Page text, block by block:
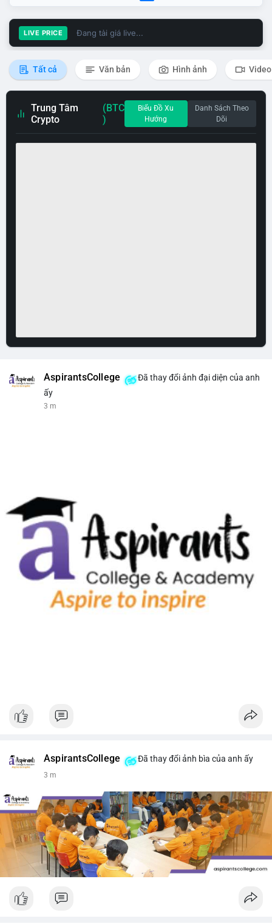
LIVE PRICE Đang tải giá live...
Tất cả Văn bản Hình ảnh Video
Trung Tâm
Crypto
(BTC
)
Biểu Đồ Xu
Hướng
Danh Sách Theo
Dõi
AspirantsCollege
Đã thay đổi ảnh đại diện của anh
ấy
3 m
AspirantsCollege Đã thay đổi ảnh bìa của anh ấy
3 m